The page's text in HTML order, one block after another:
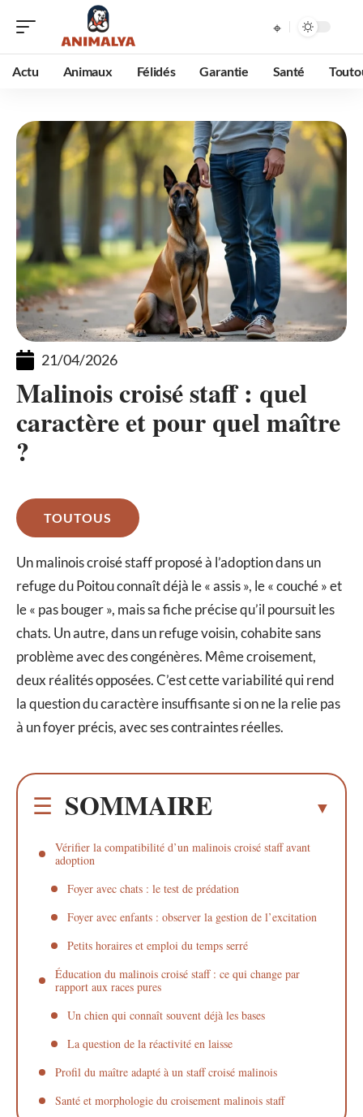
Actu Animaux Félidés Garantie Santé
21/04/2026
Malinois croisé staff : quel
caractère et pour quel maître
?
TOUTOUS
Un malinois croisé staff proposé à l’adoption dans un
refuge du Poitou connaît déjà le « assis », le « couché » et
le « pas bouger », mais sa fiche précise qu’il poursuit les
chats. Un autre, dans un refuge voisin, cohabite sans
problème avec des congénères. Même croisement,
deux réalités opposées. C’est cette variabilité qui rend
la question du caractère insuffisante si on ne la relie pas
à un foyer précis, avec ses contraintes réelles.
SOMMAIRE
Vérifier la compatibilité d’un malinois croisé staff avant
adoption
Foyer avec chats : le test de prédation
Foyer avec enfants : observer la gestion de l’excitation
Petits horaires et emploi du temps serré
Éducation du malinois croisé staff : ce qui change par
rapport aux races pures
Un chien qui connaît souvent déjà les bases
La question de la réactivité en laisse
Profil du maître adapté à un staff croisé malinois
Santé et morphologie du croisement malinois staff